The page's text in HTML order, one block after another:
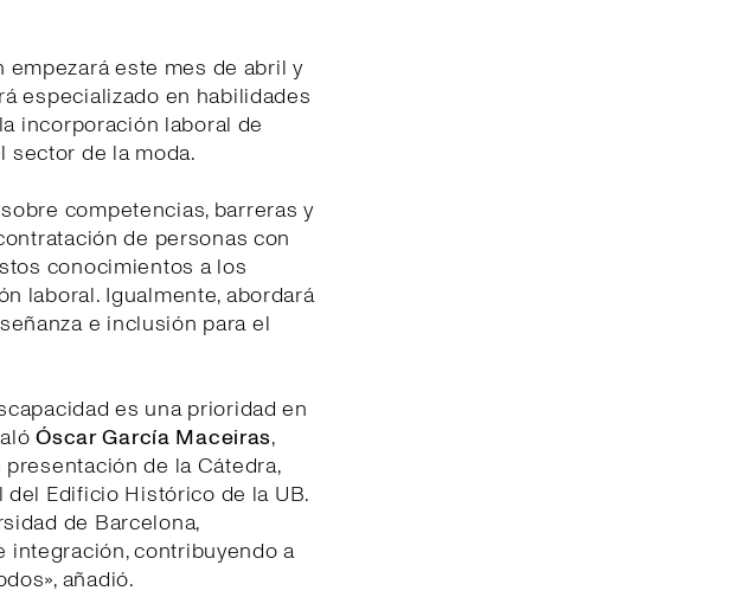
este mes de abril y
especializado en habilidades
incorporación laboral de
sector de la moda.
competencias, barreras y
de personas con
conocimientos a los
laboral. Igualmente, abordará
e inclusión para el
es una prioridad en
Óscar García Maceiras,
de la Cátedra,
Edificio Histórico de la UB.
de Barcelona,
integración, contribuyendo a
añadió.